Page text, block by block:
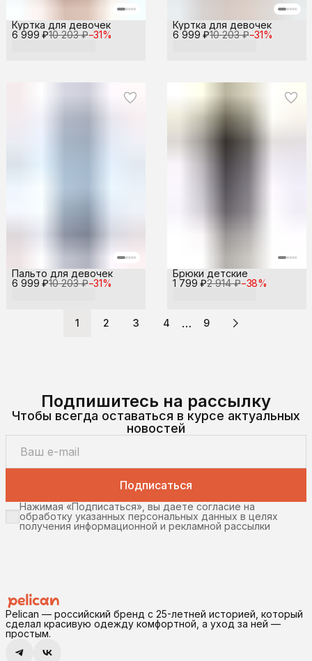
6 999 ₽10 203 ₽−31%
Куртка для девочек
6 999 ₽10 203 ₽−31%
Куртка для девочек
6 999 ₽10 203 ₽−31%
Пальто для девочек
1 799 ₽2 914 ₽−38%
Брюки детские
1 2 3 4 … 9
Подпишитесь на рассылку
Чтобы всегда оставаться в курсе актуальных
новостей
Подписаться
Нажимая «Подписаться», вы даете согласие на
обработку указанных персональных данных в целях
получения информационной и рекламной рассылки
Pelican — российский бренд с 25-летней историей, который
сделал красивую одежду комфортной, а уход за ней —
простым.